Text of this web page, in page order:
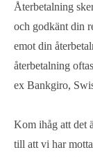
Återbetalning
och godkänt din
emot din
återbetalning
ex Bankgiro,
Kom ihåg att det
till att vi har